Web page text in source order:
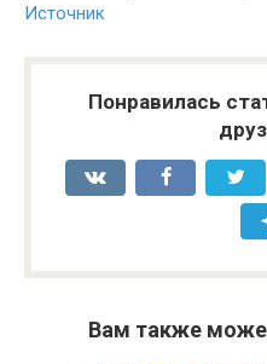
Источник
Понравилась
Вам также